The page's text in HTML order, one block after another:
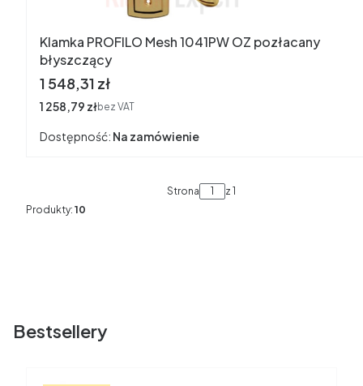
Klamka PROFILO Mesh 1041PW OZ pozłacany
błyszczący
Cena
1 548,31 zł
Cena
1 258,79 złbez VAT
Dostępność: Na zamówienie
Strona
z 1
Produkty: 10
Bestsellery